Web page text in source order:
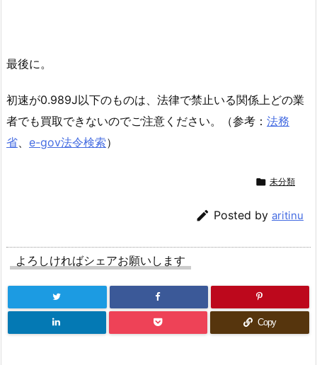
最後に。
初速が0.989J以下のものは、法律で禁止いる関係上どの業
者でも買取できないのでご注意ください。（参考： 法務
省、 e-gov法令検索）
 未分類
 Posted by aritinu
よろしければシェアお願いします
Copy